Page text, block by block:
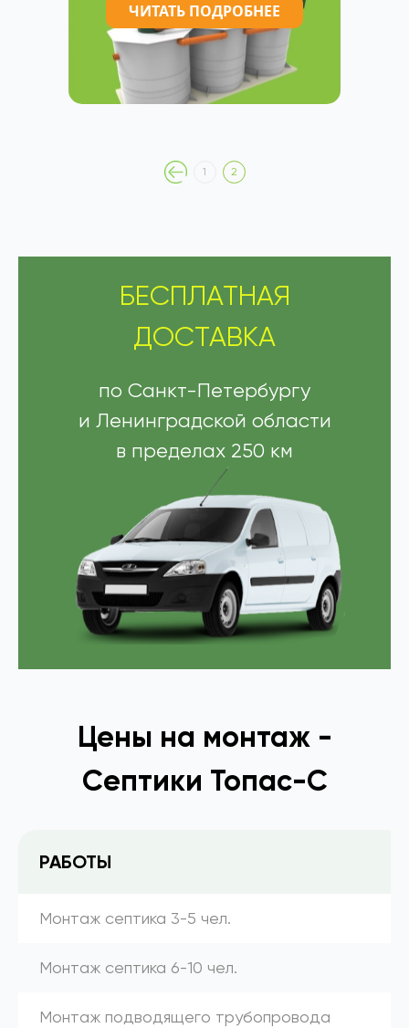
ЧИТАТЬ ПОДРОБНЕЕ
1 2
БЕСПЛАТНАЯ
ДОСТАВКА
по Санкт-Петербургу
и Ленинградской области
в пределах 250 км
Цены на монтаж -
Септики Топас-С
РАБОТЫ
Монтаж септика 3-5 чел.
Монтаж септика 6-10 чел.
Монтаж подводящего трубопровода